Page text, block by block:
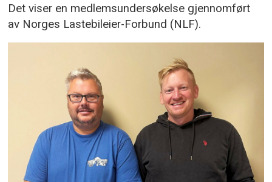
Det viser en medlemsundersøkelse gjennomført
av Norges Lastebileier-Forbund (NLF).